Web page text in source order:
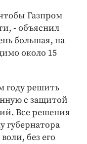
Газпром
- объяснил
большая, на
около 15
году решить
с защитой
Все решения
губернатора
без его